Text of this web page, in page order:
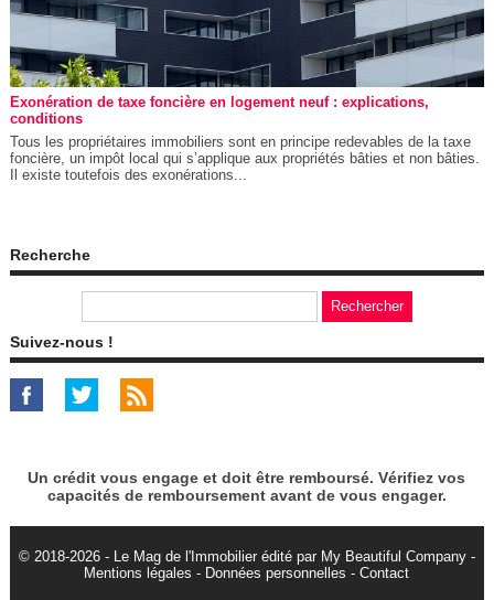
Exonération de taxe foncière en logement neuf : explications,
conditions
Tous les propriétaires immobiliers sont en principe redevables de la taxe
foncière, un impôt local qui s’applique aux propriétés bâties et non bâties.
Il existe toutefois des exonérations...
Recherche
Suivez-nous !
Un crédit vous engage et doit être remboursé. Vérifiez vos
capacités de remboursement avant de vous engager.
© 2018-2026 - Le Mag de l'Immobilier édité par My Beautiful Company -
Mentions légales - Données personnelles -Contact